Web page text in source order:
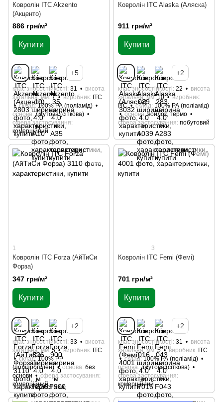
Ковролін ITC Akzento
(Акценто)
886 грн/м²
Купити
+5
клас зносостійкості 31
висота
загальна, мм 7 виробник
ITC
склад 100% РА (поліамід)
основа джутова (сіткова)
сфера застосування
комерційний
Ковролін ITC Alaska (Аляска)
911 грн/м²
Купити
+2
клас зносостійкості 22
висота
загальна, мм 10
виробник
ITC
склад 100% РА (поліамід)
основа войлок, термо
сфера застосування побутовий
1
Ковролін ITC Forza (АйТиСи
Форза)
347 грн/м²
Купити
+2
клас зносостійкості 33
висота
загальна, мм 5 виробник ITC
склад 100% РР
(поліпропілен)
основа без
основи
сфера застосування
комерційний
3
Ковролін ITC Femi (Фемі)
701 грн/м²
Купити
+2
клас зносостійкості 31
висота
загальна, мм 5 виробник ITC
склад 100% РА (поліамід)
основа джутова (сіткова)
сфера застосування
комерційний